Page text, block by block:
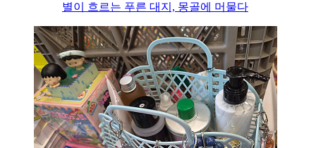
별이 흐르는 푸른 대지, 몽골에 머물다